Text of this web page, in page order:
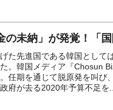
の未納」が発覚！「
げた先進国である韓国として
。韓国メディア『Chosun
任期を通じて脱原発を叫び
府が去る2020年予算不足を...